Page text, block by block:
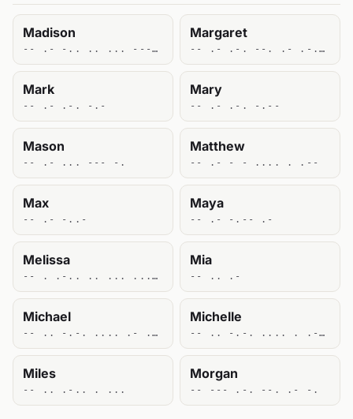
Madison
-- .- -.. .. ... --- -.
Margaret
-- .- .-. --. .- .-. . -
Mark
-- .- .-. -.-
Mary
-- .- .-. -.--
Mason
-- .- ... --- -.
Matthew
-- .- - - .... . .--
Max
-- .- -..-
Maya
-- .- -.-- .-
Melissa
-- . .-.. .. ... ... .-
Mia
-- .. .-
Michael
-- .. -.-. .... .- . .-..
Michelle
-- .. -.-. .... . .-.. .-.. .
Miles
-- .. .-.. . ...
Morgan
-- --- .-. --. .- -.